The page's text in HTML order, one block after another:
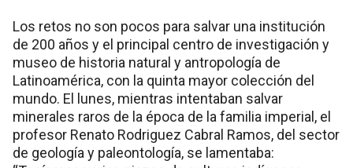
Los retos no son pocos para salvar una institución
de 200 años y el principal centro de investigación y
museo de historia natural y antropología de
Latinoamérica, con la quinta mayor colección del
mundo. El lunes, mientras intentaban salvar
minerales raros de la época de la familia imperial, el
profesor Renato Rodriguez Cabral Ramos, del sector
de geología y paleontología, se lamentaba: